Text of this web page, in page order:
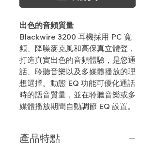
出色的音頻質量
Blackwire 3200 耳機採用 PC 寬
頻、降噪麥克風和高保真立體聲 ，
打造真實出色的音頻體驗，是您通
話、聆聽音樂以及多媒體播放的理
想選擇。動態 EQ 功能可優化通話
時的語音質量，並在聆聽音樂或多
媒體播放期間自動調節 EQ 設置。
產品特點